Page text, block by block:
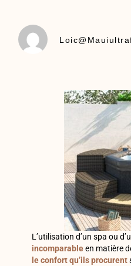
L’utilisation d’un spa ou
incomparableen matière
le confort qu’ils procurent